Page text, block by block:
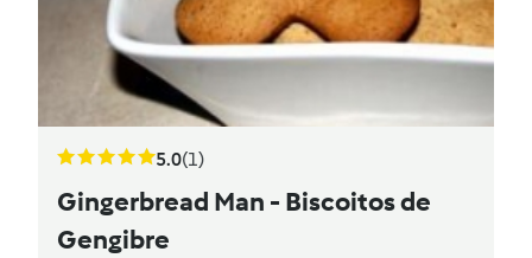
5.0(1)
Gingerbread Man - Biscoitos de
Gengibre